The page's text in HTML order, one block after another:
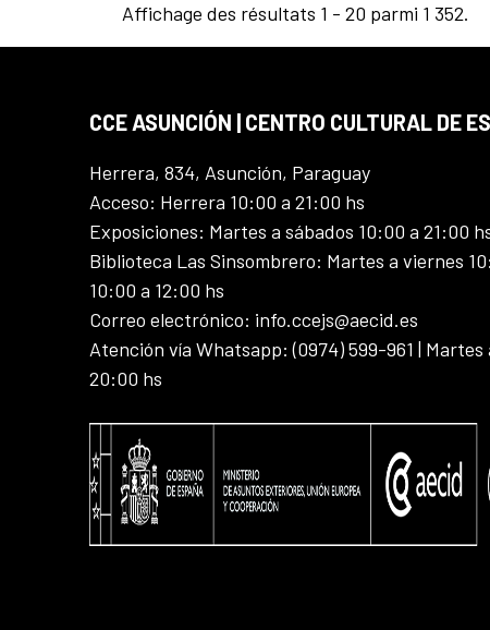
Affichage des résultats 1 - 20 parmi 1 352.
CCE ASUNCIÓN | CENTRO CULTURAL DE
Herrera, 834, Asunción, Paraguay
Acceso: Herrera 10:00 a 21:00 hs
Exposiciones: Martes a sábados 10:00 a 21:00
Biblioteca Las Sinsombrero: Martes a viernes
10:00 a 12:00 hs
Correo electrónico: info.ccejs@aecid.es
Atención vía Whatsapp: (0974) 599-961 | Martes
20:00 hs